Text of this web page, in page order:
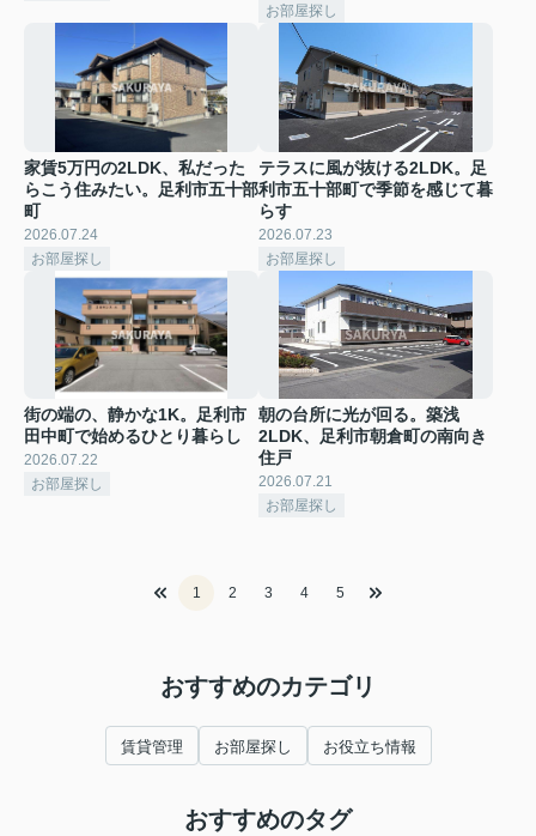
お部屋探し
家賃5万円の2LDK、私だった
らこう住みたい。足利市五十部
町
2026.07.24
お部屋探し
テラスに風が抜ける2LDK。足
利市五十部町で季節を感じて暮
らす
2026.07.23
お部屋探し
街の端の、静かな1K。足利市
田中町で始めるひとり暮らし
2026.07.22
お部屋探し
朝の台所に光が回る。築浅
2LDK、足利市朝倉町の南向き
住戸
2026.07.21
お部屋探し
1 2 3 4 5
おすすめのカテゴリ
賃貸管理 お部屋探し お役立ち情報
おすすめのタグ